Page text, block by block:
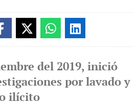
del 2019, inició
por lavado y
ilícito